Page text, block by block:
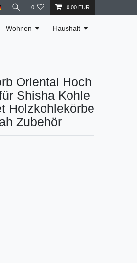
0 0,00 EUR
Wohnen Haushalt
Oriental Hoch
Shisha Kohle
Holzkohlekörbe
Zubehör